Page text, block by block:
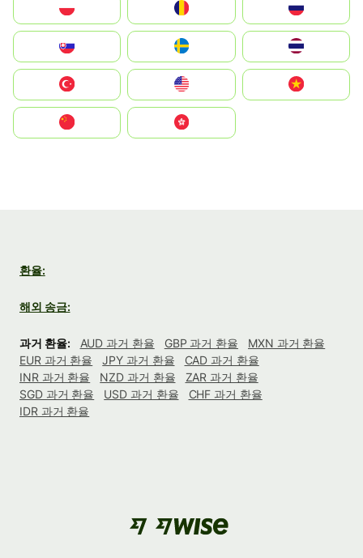
United States
中國香港特別行政區
환율:
해외 송금:
과거 환율: AUD 과거 환율 GBP 과거 환율
MXN 과거 환율
EUR 과거 환율
JPY 과거 환율
CAD 과거 환율
INR 과거 환율
NZD 과거 환율
ZAR 과거 환율
SGD 과거 환율
USD 과거 환율
CHF 과거 환율
IDR 과거 환율